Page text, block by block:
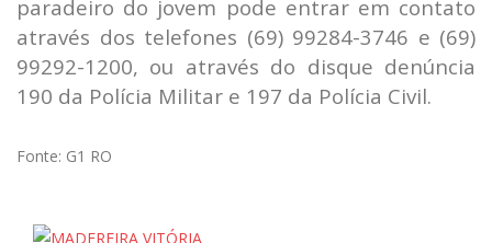
paradeiro do jovem pode entrar em contato
através dos telefones (69) 99284-3746 e (69)
99292-1200, ou através do disque denúncia
190 da Polícia Militar e 197 da Polícia Civil.
Fonte: G1 RO